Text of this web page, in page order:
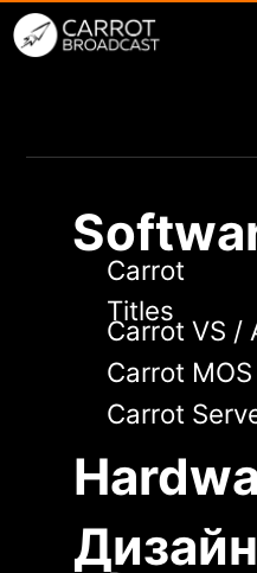
Software
Hardware
Дизайн
События
Titles
Carrot MOS
Виртуальные
Carrot VS / AR
реальность
Carrot Server